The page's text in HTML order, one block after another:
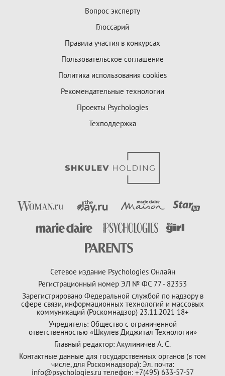
Вопрос эксперту
Глоссарий
Правила участия в конкурсах
Пользовательское соглашение
Политика использования cookies
Рекомендательные технологии
Проекты Psychologies
Техподдержка
Сетевое издание Psychologies Онлайн
Регистрационный номер ЭЛ № ФС 77 - 82353
Зарегистрировано Федеральной службой по надзору в
сфере связи, информационных технологий и массовых
коммуникаций (Роскомнадзор) 23.11.2021 18+
Учредитель: Общество с ограниченной
ответственностью «Шкулёв Диджитал Технологии»
Главный редактор: Акулиничев А. С.
Контактные данные для государственных органов (в том
числе, для Роскомнадзора): Эл. почта:
info@psychologies.ru телефон: +7(495) 633-57-57